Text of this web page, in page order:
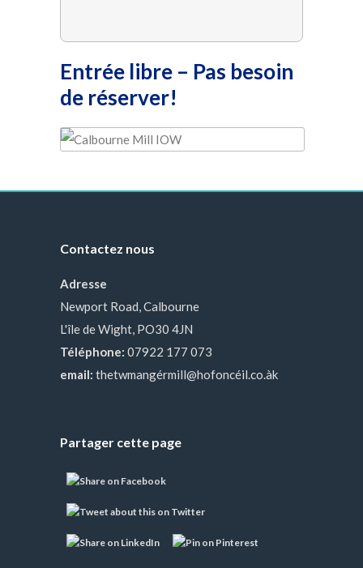
Entrée libre – Pas besoin
de réserver!
Contactez nous
Adresse
Newport Road, Calbourne
L'île de Wight, PO30 4JN
Téléphone: 07922 177 073
email: thetwmangérmill@hofoncéil.co.àk
Partager cette page